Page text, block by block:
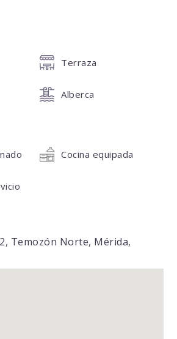
Terraza
Alberca
Cocina equipada
Temozón Norte, Mérida,